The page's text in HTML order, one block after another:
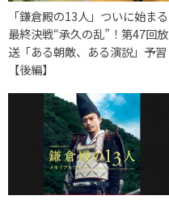
「鎌倉殿の13人」ついに始まる
最終決戦“承久の乱”！第47回放
送「ある朝敵、ある演説」予習
【後編】